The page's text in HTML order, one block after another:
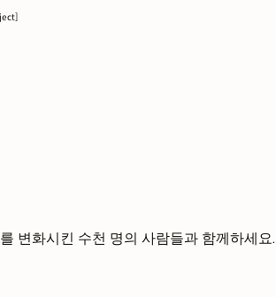
변화시킨 수천 명의 사람들과 함께하세요.